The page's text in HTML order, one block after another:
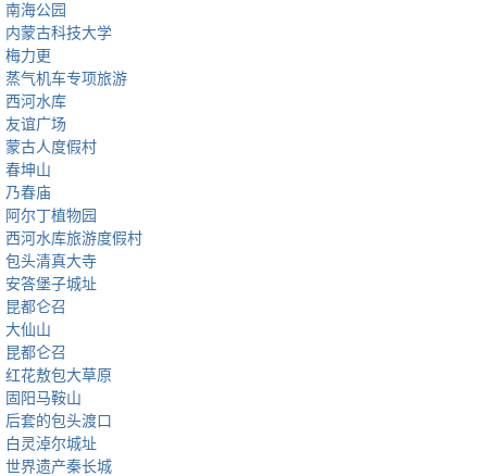
南海公园
内蒙古科技大学
梅力更
蒸气机车专项旅游
西河水库
友谊广场
蒙古人度假村
春坤山
乃春庙
阿尔丁植物园
西河水库旅游度假村
包头清真大寺
安答堡子城址
昆都仑召
大仙山
昆都仑召
红花敖包大草原
固阳马鞍山
后套的包头渡口
白灵淖尔城址
世界遗产秦长城